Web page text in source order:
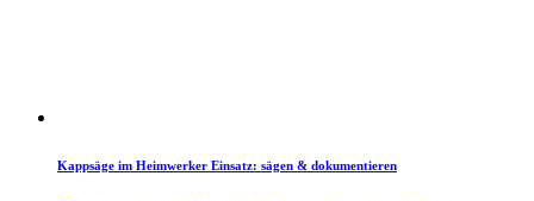
Kappsäge im Heimwerker Einsatz: sägen & dokumentieren